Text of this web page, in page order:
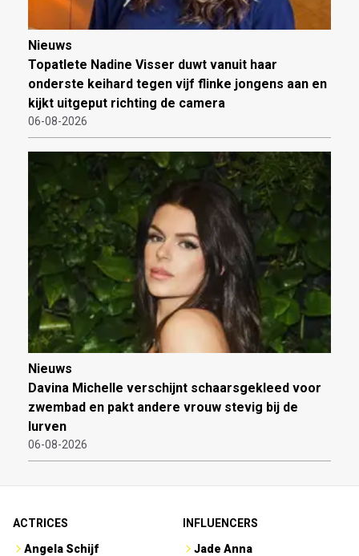
Nieuws
Topatlete Nadine Visser duwt vanuit haar
onderste keihard tegen vijf flinke jongens aan en
kijkt uitgeput richting de camera
06-08-2026
Nieuws
Davina Michelle verschijnt schaarsgekleed voor
zwembad en pakt andere vrouw stevig bij de
lurven
06-08-2026
ACTRICES
Angela Schijf
INFLUENCERS
Jade Anna